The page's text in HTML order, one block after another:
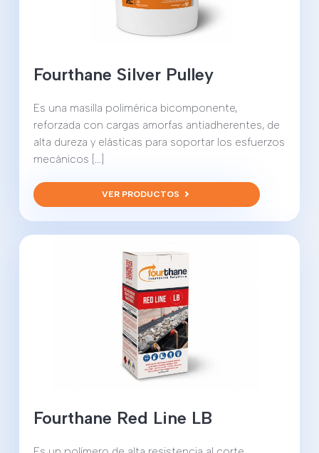
Fourthane Silver Pulley
Es una masilla polimérica bicomponente,
reforzada con cargas amorfas antiadherentes, de
alta dureza y elásticas para soportar los esfuerzos
mecánicos [...]
VER PRODUCTOS
Fourthane Red Line LB